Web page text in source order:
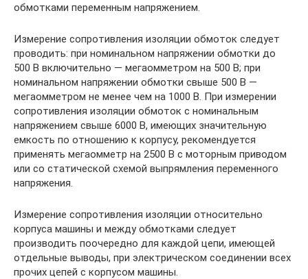
обмотками переменным напряжением.
Измерение сопротивления изоляции обмоток следует
проводить: при номинальном напряжении обмотки до
500 В включительно — мегаомметром на 500 В; при
номинальном напряжении обмотки свыше 500 В —
мегаомметром не менее чем на 1000 В. При измерении
сопротивления изоляции обмоток с номинальным
напряжением свыше 6000 В, имеющих значительную
емкость по отношению к корпусу, рекомендуется
применять мегаомметр на 2500 В с моторным приводом
или со статической схемой выпрямления переменного
напряжения.
Измерение сопротивления изоляции относительно
корпуса машины и между обмотками следует
производить поочередно для каждой цепи, имеющей
отдельные выводы, при электрическом соединении всех
прочих цепей с корпусом машины.